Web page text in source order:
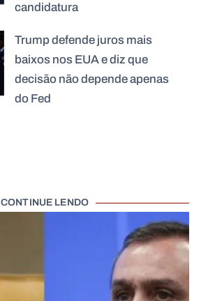
candidatura
Trump defende juros mais
baixos nos EUA e diz que
decisão não depende apenas
do Fed
CONTINUE LENDO